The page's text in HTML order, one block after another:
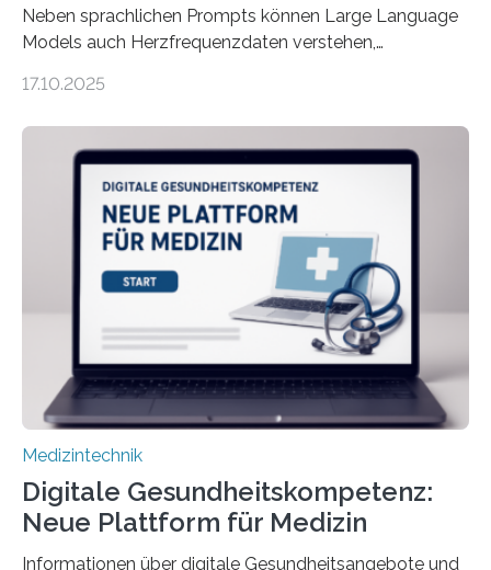
Neben sprachlichen Prompts können Large Language
Models auch Herzfrequenzdaten verstehen,
haben Dr. Morris Gellisch, ehemals an der Ruhr-
und Boris Burr von der Ruhr-Universität Bochum in
dafür eine technische Schnittstelle, über die
physiologische Daten in Echtzeit an das Sprachmodell
übermittelt werden können. Die Künstliche Intelligenz
kann dadurch auch die Sprache des Körpers
einbeziehen, auf die Menschen keinen bewussten
Einfluss nehmen. Das eröffnet…
17.10.2025
Medizintechnik
Digitale Gesundheitskompetenz:
Neue Plattform für Medizin
Informationen über digitale Gesundheitsangebote und